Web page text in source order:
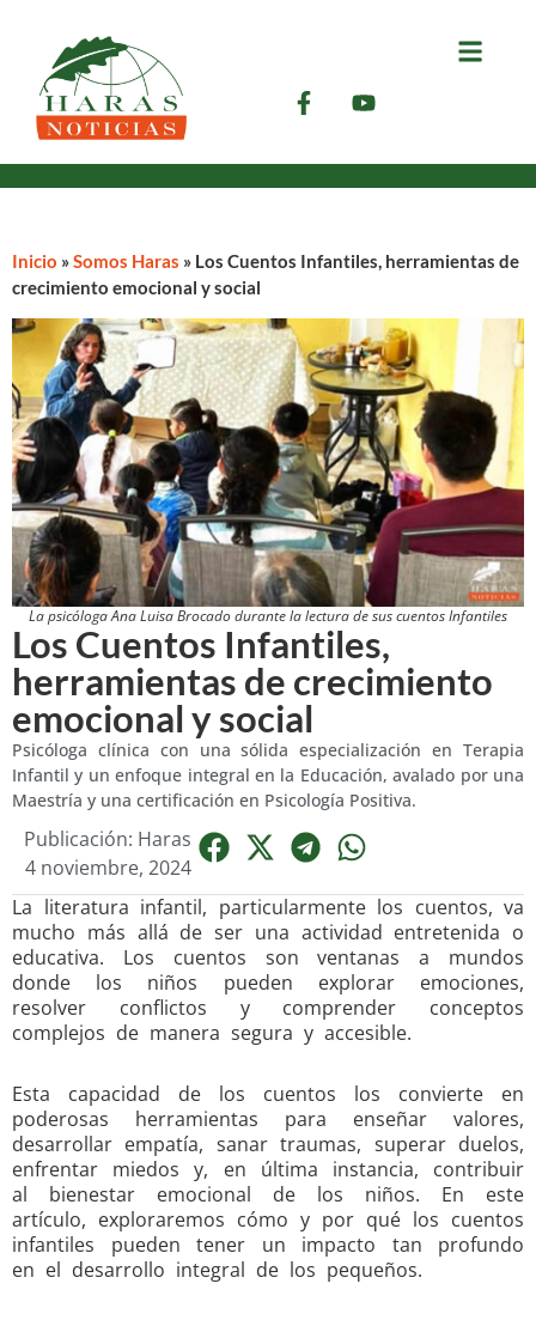
Inicio »Somos Haras » Los Cuentos Infantiles, herramientas de
crecimiento emocional y social
Los Cuentos Infantiles,
herramientas de crecimiento
emocional y social
Psicóloga clínica con una sólida especialización en Terapia
Infantil y un enfoque integral en la Educación, avalado por una
Maestría y una certificación en Psicología Positiva.
La psicóloga Ana Luisa Brocado durante la lectura de sus cuentos Infantiles
Publicación: Haras
4 noviembre, 2024
La literatura infantil, particularmente los cuentos, va
mucho más allá de ser una actividad entretenida o
educativa. Los cuentos son ventanas a mundos
donde los niños pueden explorar emociones,
resolver conflictos y comprender conceptos
complejos de manera segura y accesible.
Esta capacidad de los cuentos los convierte en
poderosas herramientas para enseñar valores,
desarrollar empatía, sanar traumas, superar duelos,
enfrentar miedos y, en última instancia, contribuir
al bienestar emocional de los niños. En este
artículo, exploraremos cómo y por qué los cuentos
infantiles pueden tener un impacto tan profundo
en el desarrollo integral de los pequeños.